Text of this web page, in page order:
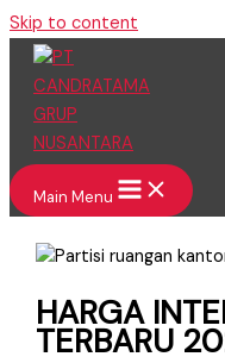
Skip to content
Main Menu
HARGA
TERBARU